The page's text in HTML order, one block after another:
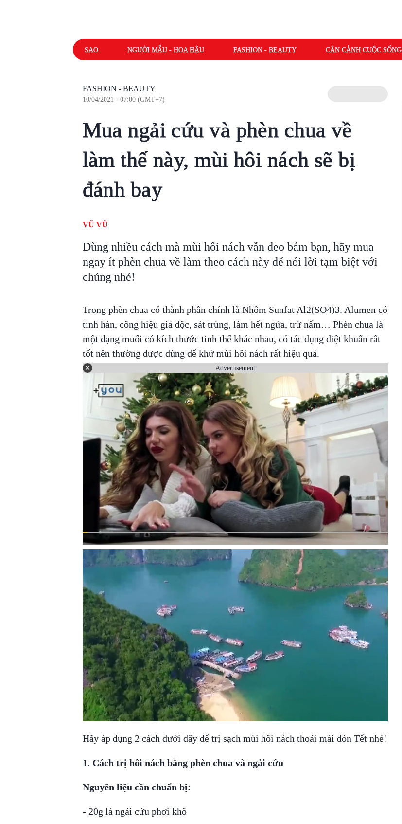
SAO NGƯỜI MẪU - HOA HẬU FASHION - BEAUTY CẬN CẢNH CUỘC SỐNG
FASHION - BEAUTY
10/04/2021 - 07:00 (GMT+7)
Mua ngải cứu và phèn chua về
làm thế này, mùi hôi nách sẽ bị
đánh bay
VŨ VŨ
Dùng nhiều cách mà mùi hôi nách vẫn đeo bám bạn, hãy mua
ngay ít phèn chua về làm theo cách này để nói lời tạm biệt với
chúng nhé!
Trong phèn chua có thành phần chính là Nhôm Sunfat Al2(SO4)3. Alumen có
tính hàn, công hiệu giả độc, sát trùng, làm hết ngứa, trừ nấm… Phèn chua là
một dạng muối có kích thước tinh thể khác nhau, có tác dụng diệt khuẩn rất
tốt nên thường được dùng để khử mùi hôi nách rất hiệu quả.
Advertisement
Hãy áp dụng 2 cách dưới đây để trị sạch mùi hôi nách thoải mái đón Tết nhé!
1. Cách trị hôi nách bằng phèn chua và ngải cứu
Nguyên liệu cần chuẩn bị:
- 20g lá ngải cứu phơi khô